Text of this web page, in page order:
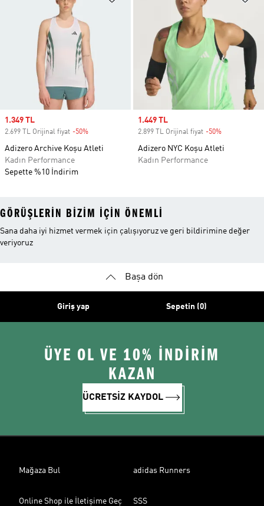
Sale price
1.349 TL
2.699 TL Orijinal fiyat -50%
Adizero Archive Koşu Atleti
Kadın Performance
Sepette %10 İndirim
Sale price
1.449 TL
2.899 TL Orijinal fiyat -50%
Adizero NYC Koşu Atleti
Kadın Performance
GÖRÜŞLERIN BIZIM IÇIN ÖNEMLI
Sana daha iyi hizmet vermek için çalışıyoruz ve geri bildirimine değer
veriyoruz
Başa dön
Giriş yap Sepetin (0)
ÜYE OL VE 10% İNDİRİM
KAZAN
ÜCRETSİZ KAYDOL
Mağaza Bul adidas Runners
Online Shop ile İletişime Geç SSS